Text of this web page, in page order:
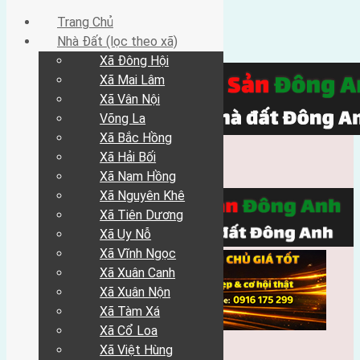
Trang Chủ
Trang Chủ
Nhà Đất (lọc theo xã)
Xã Đông Hội
Xã Mai Lâm
Xã Vân Nội
Võng La
Xã Bắc Hồng
Xã Hải Bối
Xã Nam Hồng
Xã Nguyên Khê
Xã Tiên Dương
Xã Uy Nỗ
Xã Vĩnh Ngọc
Xã Xuân Canh
Xã Xuân Nộn
Xã Tàm Xá
Xã Cổ Loa
Xã Việt Hùng